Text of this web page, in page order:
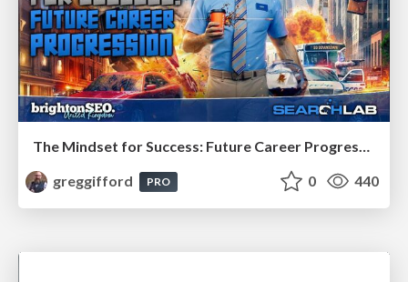
The Mindset for Success: Future Career Progression
greggifford
PRO 0 440